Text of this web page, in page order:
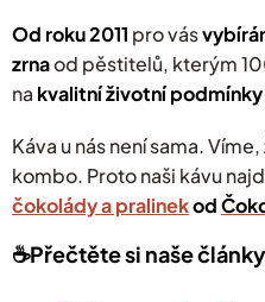
Od roku 2011 pro vás
zrnaod pěstitelů, kterým
na kvalitní životní
Káva u nás není sama.
kombo. Proto naši kávu
čokolády a pralinekod
☕️Přečtěte si naše